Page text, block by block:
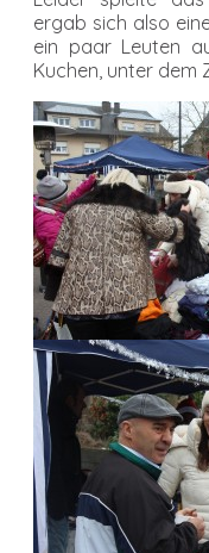
ergab sich also
ein paar Leuten
Kuchen, unter dem